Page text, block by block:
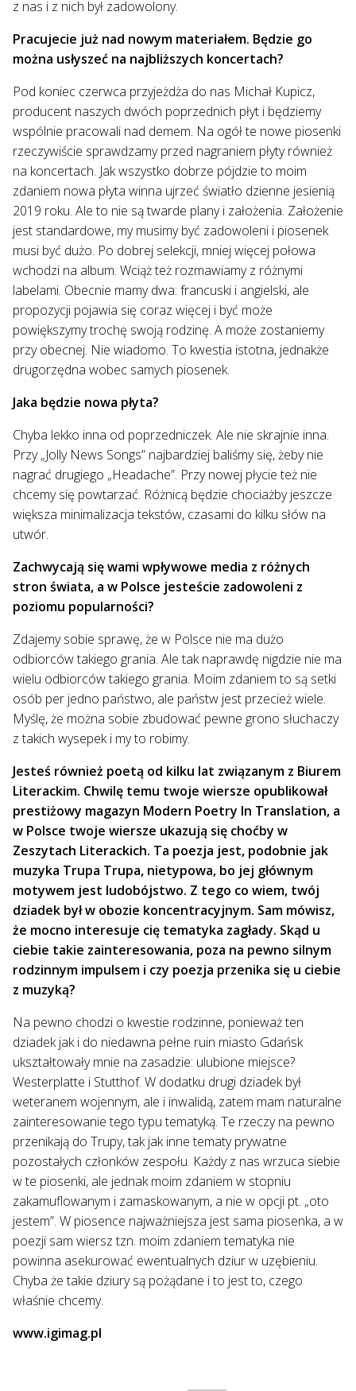
z nas i z nich był zadowolony.
Pracujecie już nad nowym materiałem. Będzie go
można usłyszeć na najbliższych koncertach?
Pod koniec czerwca przyjeżdża do nas Michał Kupicz,
producent naszych dwóch poprzednich płyt i będziemy
wspólnie pracowali nad demem. Na ogół te nowe piosenki
rzeczywiście sprawdzamy przed nagraniem płyty również
na koncertach. Jak wszystko dobrze pójdzie to moim
zdaniem nowa płyta winna ujrzeć światło dzienne jesienią
2019 roku. Ale to nie są twarde plany i założenia. Założenie
jest standardowe, my musimy być zadowoleni i piosenek
musi być dużo. Po dobrej selekcji, mniej więcej połowa
wchodzi na album. Wciąż też rozmawiamy z różnymi
labelami. Obecnie mamy dwa: francuski i angielski, ale
propozycji pojawia się coraz więcej i być może
powiększymy trochę swoją rodzinę. A może zostaniemy
przy obecnej. Nie wiadomo. To kwestia istotna, jednakże
drugorzędna wobec samych piosenek.
Jaka będzie nowa płyta?
Chyba lekko inna od poprzedniczek. Ale nie skrajnie inna.
Przy „Jolly News Songs” najbardziej baliśmy się, żeby nie
nagrać drugiego „Headache”. Przy nowej płycie też nie
chcemy się powtarzać. Różnicą będzie chociażby jeszcze
większa minimalizacja tekstów, czasami do kilku słów na
utwór.
Zachwycają się wami wpływowe media z różnych
stron świata, a w Polsce jesteście zadowoleni z
poziomu popularności?
Zdajemy sobie sprawę, że w Polsce nie ma dużo
odbiorców takiego grania. Ale tak naprawdę nigdzie nie ma
wielu odbiorców takiego grania. Moim zdaniem to są setki
osób per jedno państwo, ale państw jest przecież wiele.
Myślę, że można sobie zbudować pewne grono słuchaczy
z takich wysepek i my to robimy.
Jesteś również poetą od kilku lat związanym z Biurem
Literackim. Chwilę temu twoje wiersze opublikował
prestiżowy magazyn Modern Poetry In Translation, a
w Polsce twoje wiersze ukazują się choćby w
Zeszytach Literackich. Ta poezja jest, podobnie jak
muzyka Trupa Trupa, nietypowa, bo jej głównym
motywem jest ludobójstwo. Z tego co wiem, twój
dziadek był w obozie koncentracyjnym. Sam mówisz,
że mocno interesuje cię tematyka zagłady. Skąd u
ciebie takie zainteresowania, poza na pewno silnym
rodzinnym impulsem i czy poezja przenika się u ciebie
z muzyką?
Na pewno chodzi o kwestie rodzinne, ponieważ ten
dziadek jak i do niedawna pełne ruin miasto Gdańsk
ukształtowały mnie na zasadzie: ulubione miejsce?
Westerplatte i Stutthof. W dodatku drugi dziadek był
weteranem wojennym, ale i inwalidą, zatem mam naturalne
zainteresowanie tego typu tematyką. Te rzeczy na pewno
przenikają do Trupy, tak jak inne tematy prywatne
pozostałych członków zespołu. Każdy z nas wrzuca siebie
w te piosenki, ale jednak moim zdaniem w stopniu
zakamuflowanym i zamaskowanym, a nie w opcji pt. „oto
jestem”. W piosence najważniejsza jest sama piosenka, a w
poezji sam wiersz tzn. moim zdaniem tematyka nie
powinna asekurować ewentualnych dziur w uzębieniu.
Chyba że takie dziury są pożądane i to jest to, czego
właśnie chcemy.
www.igimag.pl